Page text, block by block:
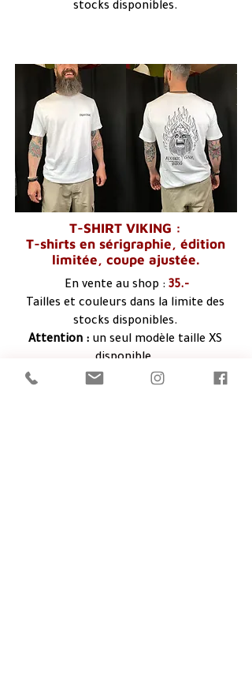
stocks disponibles.
T-SHIRT VIKING :
T-shirts en sérigraphie, édition
limitée, coupe ajustée.
En vente au shop : 35.-
Tailles et couleurs dans la limite des
stocks disponibles.
Attention : un seul modèle taille XS
disponible.